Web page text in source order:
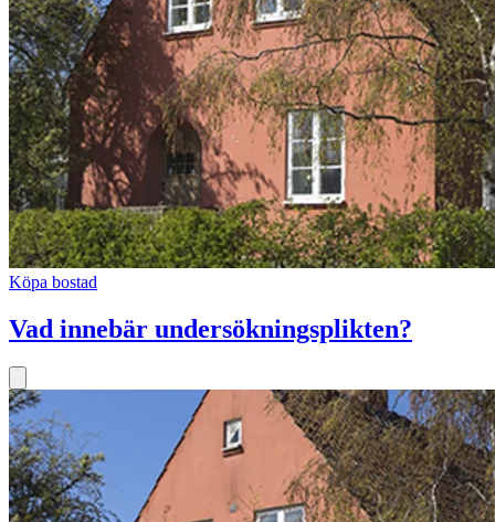
Köpa bostad
Vad innebär undersökningsplikten?